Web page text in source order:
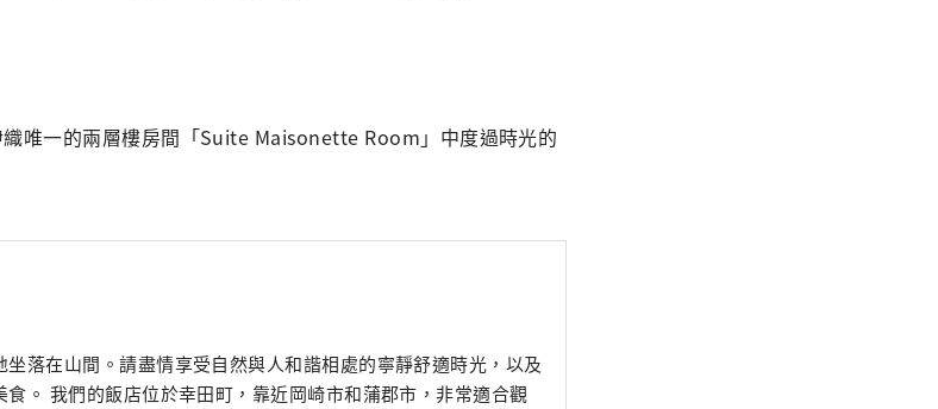
唯一的兩層樓房間「Suite Maisonette Room」中度過時光的
坐落在山間。請盡情享受自然與人和諧相處的寧靜舒適時光，以及
食。 我們的飯店位於幸田町，靠近岡崎市和蒲郡市，非常適合觀